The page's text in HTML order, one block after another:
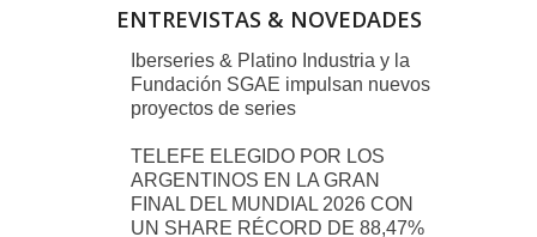
ENTREVISTAS & NOVEDADES
Iberseries & Platino Industria y la
Fundación SGAE impulsan nuevos
proyectos de series
TELEFE ELEGIDO POR LOS
ARGENTINOS EN LA GRAN
FINAL DEL MUNDIAL 2026 CON
UN SHARE RÉCORD DE 88,47%